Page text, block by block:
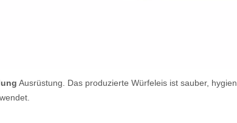
Ausrüstung. Das produzierte Würfeleis ist sauber,